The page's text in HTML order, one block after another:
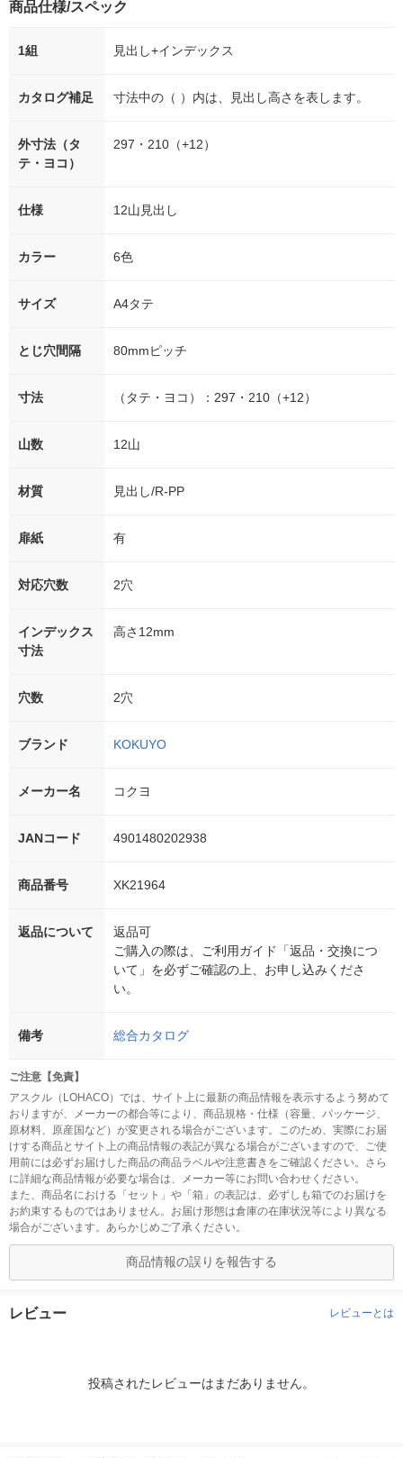
商品仕様/スペック
1組 見出し+インデックス
カタログ補足 寸法中の（ ）内は、見出し高さを表します。
外寸法（タ
テ・ヨコ）
297・210（+12）
仕様 12山見出し
カラー 6色
サイズ A4タテ
とじ穴間隔 80mmピッチ
寸法 （タテ・ヨコ）：297・210（+12）
山数 12山
材質 見出し/R-PP
扉紙 有
対応穴数 2穴
インデックス
寸法
高さ12mm
穴数 2穴
ブランド KOKUYO
メーカー名 コクヨ
JANコード 4901480202938
商品番号 XK21964
返品について
返品可
ご購入の際は、ご利用ガイド「返品・交換につ
いて」を必ずご確認の上、お申し込みくださ
い。
備考 総合カタログ
ご注意【免責】
アスクル（LOHACO）では、サイト上に最新の商品情報を表示するよう努めて
おりますが、メーカーの都合等により、商品規格・仕様（容量、パッケージ、
原材料、原産国など）が変更される場合がございます。このため、実際にお届
けする商品とサイト上の商品情報の表記が異なる場合がございますので、ご使
用前には必ずお届けした商品の商品ラベルや注意書きをご確認ください。さら
に詳細な商品情報が必要な場合は、メーカー等にお問い合わせください。
また、商品名における「セット」や「箱」の表記は、必ずしも箱でのお届けを
お約束するものではありません。お届け形態は倉庫の在庫状況等により異なる
場合がございます。あらかじめご了承ください。
商品情報の誤りを報告する
レビュー レビューとは
投稿されたレビューはまだありません。